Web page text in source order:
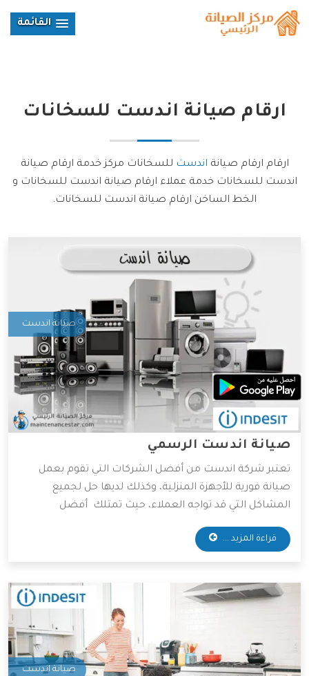
القائمة
ارقام صيانة اندست للسخانات
ارقام ارقام صيانة اندست للسخانات مركز خدمة ارقام صيانة
اندست للسخانات خدمة عملاء ارقام صيانة اندست للسخانات و
الخط الساخن ارقام صيانة اندست للسخانات.
صيانة اندست
صيانة اندست الرسمي
تعتبر شركة اندست من أفضل الشركات التي تقوم بعمل
صيانة فورية للأجهزة المنزلية، وكذلك لديها حل لجميع
المشاكل التي قد تواجه العملاء، حيث تمتلك أفضل
المهندسين والخبراء المتخصصين في صيانة جميع الأجهزة
الكهربائية، واعتماداً على آراء الكثير من العملاء فهي الأفضل
قراءة المزيد ...
صيانة اندست